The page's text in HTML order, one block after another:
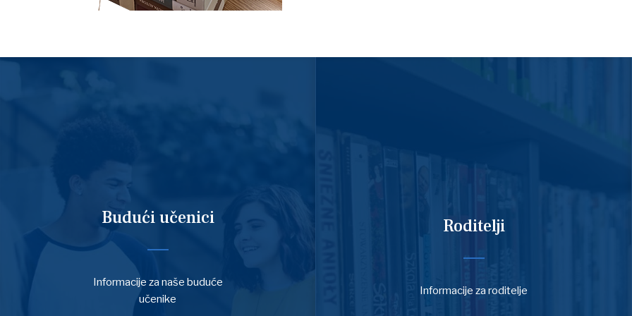
Budući učenici
Informacije za naše buduće
učenike
Roditelji
Informacije za roditelje